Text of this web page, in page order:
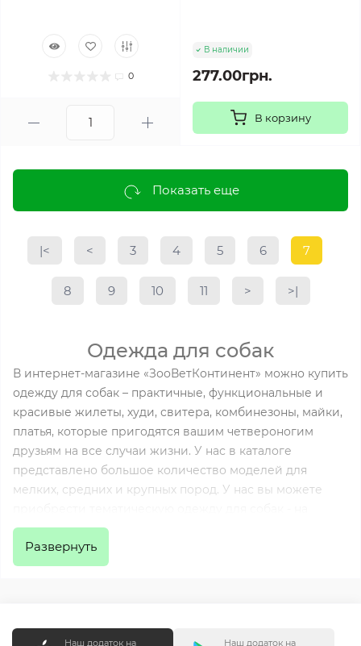
0
В наличии
277.00грн.
В корзину
Показать еще
|< < 3 4 5 6 7
8 9 10 11 > >|
Одежда для собак
В интернет-магазине «ЗооВетКонтинент» можно купить
одежду для собак – практичные, функциональные и
красивые жилеты, худи, свитера, комбинезоны, майки,
платья, которые пригодятся вашим четвероногим
друзьям на все случаи жизни. У нас в каталоге
представлено большое количество моделей для
мелких, средних и крупных пород. У нас вы можете
праздники Хеллоуин, Новый год, косплей-костюмы,
шапки, кепки, бейсболки, обувь, а также изделия
собственной торговой марки
Развернуть
Наш додаток на Наш додаток на